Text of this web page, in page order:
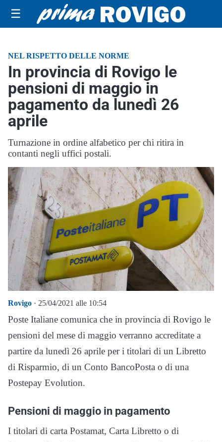
☰
NEL RISPETTO DELLE NORME
In provincia di Rovigo le
pensioni di maggio in
pagamento da lunedì 26
aprile
Turnazione in ordine alfabetico per chi ritira in
contanti negli uffici postali.
Rovigo · 25/04/2021 alle 10:54
Poste Italiane comunica che in provincia di Rovigo le
pensioni del mese di maggio verranno accreditate a
partire da lunedì 26 aprile per i titolari di un Libretto
di Risparmio, di un Conto BancoPosta o di una
Postepay Evolution.
Pensioni di maggio in pagamento
I titolari di carta Postamat, Carta Libretto o di